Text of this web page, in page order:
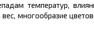
температур,
многообразие